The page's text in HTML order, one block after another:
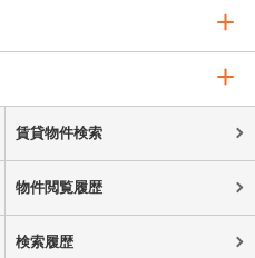
賃貸物件検索
物件閲覧履歴
検索履歴